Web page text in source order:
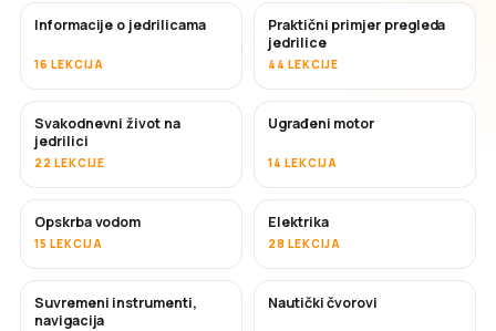
Informacije o jedrilicama
16 LEKCIJA
Praktični primjer pregleda
jedrilice
44 LEKCIJE
Svakodnevni život na
jedrilici
22 LEKCIJE
Ugrađeni motor
14 LEKCIJA
Opskrba vodom
15 LEKCIJA
Elektrika
28 LEKCIJA
Suvremeni instrumenti,
navigacija
Nautički čvorovi